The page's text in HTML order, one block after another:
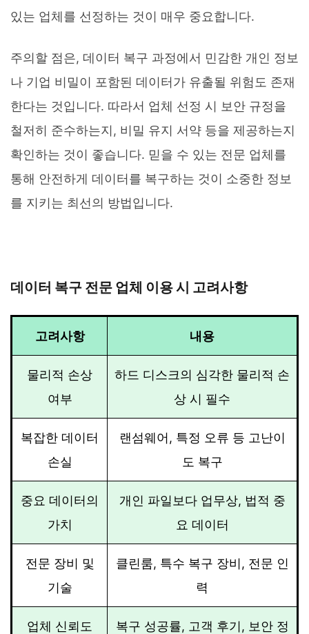
있는 업체를 선정하는 것이 매우 중요합니다.
주의할 점은, 데이터 복구 과정에서 민감한 개인 정보
나 기업 비밀이 포함된 데이터가 유출될 위험도 존재
한다는 것입니다. 따라서 업체 선정 시 보안 규정을
철저히 준수하는지, 비밀 유지 서약 등을 제공하는지
확인하는 것이 좋습니다. 믿을 수 있는 전문 업체를
통해 안전하게 데이터를 복구하는 것이 소중한 정보
를 지키는 최선의 방법입니다.
데이터 복구 전문 업체 이용 시 고려사항
고려사항 내용
물리적 손상
여부
하드 디스크의 심각한 물리적 손
상 시 필수
복잡한 데이터
손실
랜섬웨어, 특정 오류 등 고난이
도 복구
중요 데이터의
가치
개인 파일보다 업무상, 법적 중
요 데이터
전문 장비 및
기술
클린룸, 특수 복구 장비, 전문 인
력
업체 신뢰도
복구 성공률, 고객 후기, 보안 정